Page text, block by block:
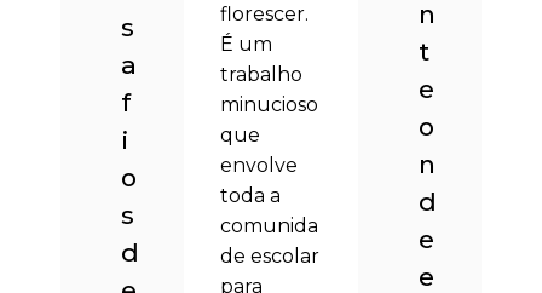
s
a
f
i
o
s
d
n
t
e
o
n
d
e
e
florescer.
É um
trabalho
minucioso
que
envolve
toda a
comunida
de escolar
para